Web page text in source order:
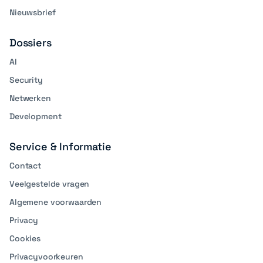
Nieuwsbrief
Dossiers
AI
Security
Netwerken
Development
Service & Informatie
Contact
Veelgestelde vragen
Algemene voorwaarden
Privacy
Cookies
Privacyvoorkeuren